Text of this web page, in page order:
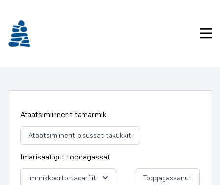
Ataatsimiinnerit tamarmik
Ataatsimiinerit pisussat takukkit
Imarisaatigut toqqagassat
Immikkoortortaqarfiit Toqqagassanut